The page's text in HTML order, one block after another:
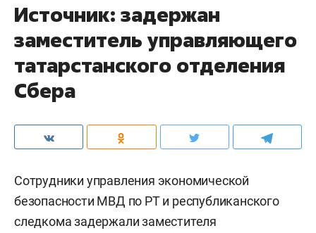
Источник: задержан
заместитель управляющего
татарстанского отделения
Сбера
Сотрудники управления экономической
безопасности МВД по РТ и республиканского
следкома задержали заместителя